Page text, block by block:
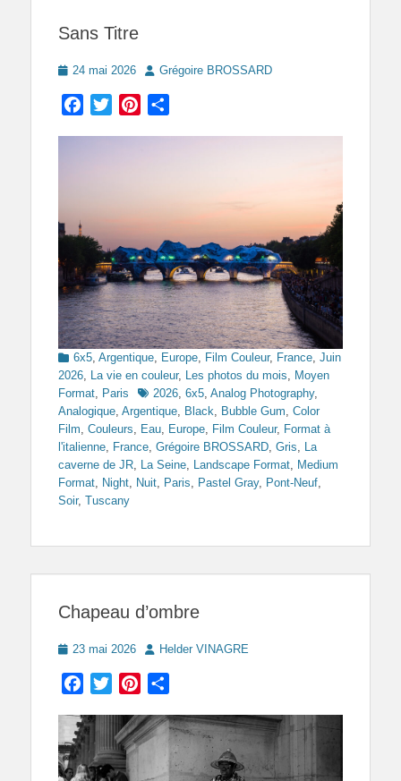
Sans Titre
Posted
24 mai 2026 Author
Grégoire BROSSARD
Facebook
TwitterPinterest
Categories
6x5, Argentique, Europe, Film Couleur, France, Juin
2026, La vie en couleur, Les photos du mois, Moyen
Format, Paris Tags2026, 6x5, Analog Photography,
Analogique, Argentique, Black, Bubble Gum, Color
Film, Couleurs, Eau, Europe, Film Couleur, Format à
l'italienne, France, Grégoire BROSSARD, Gris, La
caverne de JR, La Seine, Landscape Format, Medium
Format, Night, Nuit, Paris, Pastel Gray, Pont-Neuf,
Soir, Tuscany
Chapeau d’ombre
Posted
23 mai 2026 AuthorHelder VINAGRE
Facebook
TwitterPinterest